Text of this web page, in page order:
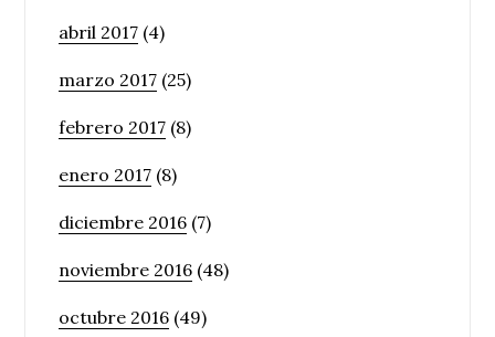
abril 2017 (4)
marzo 2017 (25)
febrero 2017 (8)
enero 2017 (8)
diciembre 2016 (7)
noviembre 2016 (48)
octubre 2016 (49)